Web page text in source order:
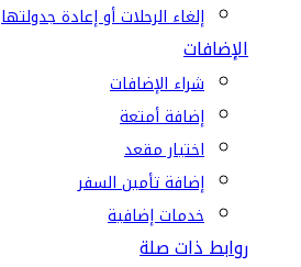
إلغاء الرحلات أو إعادة جدولتها
الإضافات
شراء الإضافات
إضافة أمتعة
اختيار مقعد
إضافة تأمين السفر
خدمات إضافية
روابط ذات صلة